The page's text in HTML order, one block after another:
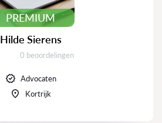
PREMIUM
Hilde Sierens
Beoordelingen:
0 beoordelingen
Advocaten
Kortrijk